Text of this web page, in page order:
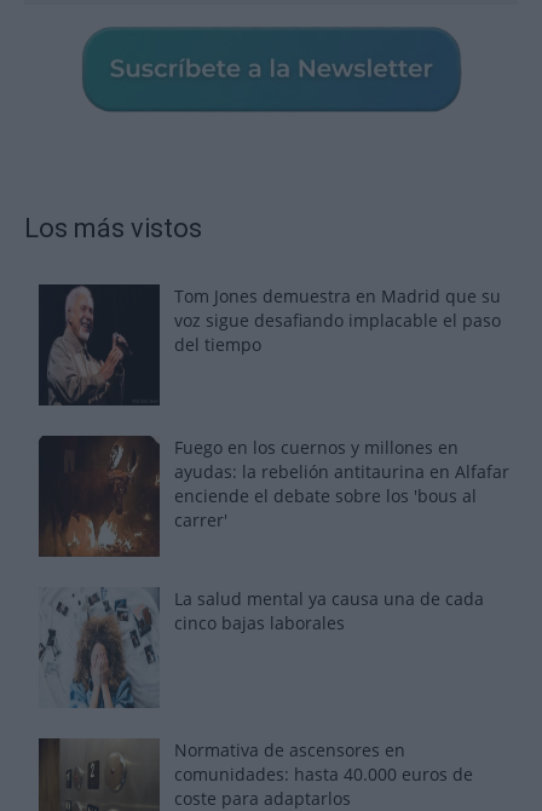
Los más vistos
Tom Jones demuestra en Madrid que su
voz sigue desafiando implacable el paso
del tiempo
Fuego en los cuernos y millones en
ayudas: la rebelión antitaurina en Alfafar
enciende el debate sobre los 'bous al
carrer'
La salud mental ya causa una de cada
cinco bajas laborales
Normativa de ascensores en
comunidades: hasta 40.000 euros de
coste para adaptarlos